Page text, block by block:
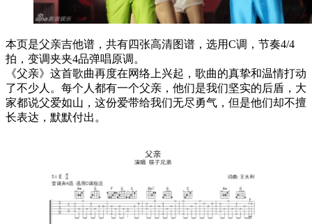
本页是父亲吉他谱，共有四张高清图谱，选用C调，节奏4/4
拍，变调夹夹4品弹唱原调。
《父亲》这首歌曲再度在网络上兴起，歌曲的真挚和温情打动
了不少人。每个人都有一个父亲，他们是我们坚实的后盾，大
家都说父爱如山，这份爱带给我们无尽勇气，但是他们却不擅
长表达，默默付出。